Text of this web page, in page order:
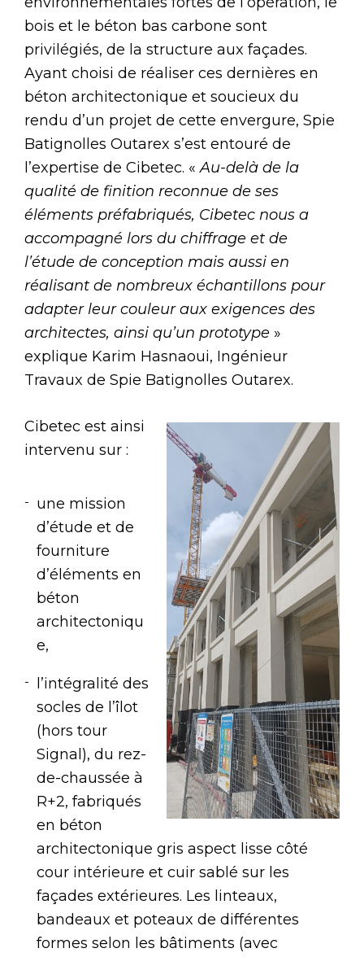
bois et le béton bas carbone sont
privilégiés, de la structure aux façades.
Ayant choisi de réaliser ces dernières en
béton architectonique et soucieux du
rendu d’un projet de cette envergure, Spie
Batignolles Outarex s’est entouré de
l’expertise de Cibetec. «Au-delà de la
qualité de finition reconnue de ses
éléments préfabriqués, Cibetec nous a
accompagné lors du chiffrage et de
l’étude de conception mais aussi en
réalisant de nombreux échantillons pour
adapter leur couleur aux exigences des
architectes, ainsi qu’un prototype »
explique Karim Hasnaoui, Ingénieur
Travaux de Spie Batignolles Outarex.
Cibetec est ainsi
intervenu sur :
une mission
d’étude et de
fourniture
d’éléments en
béton
architectoniqu
e,
l’intégralité des
socles de l’îlot
(hors tour
Signal), du rez-
de-chaussée à
R+2, fabriqués
en béton
architectonique gris aspect lisse côté
cour intérieure et cuir sablé sur les
façades extérieures. Les linteaux,
bandeaux et poteaux de différentes
formes selon les bâtiments (avec